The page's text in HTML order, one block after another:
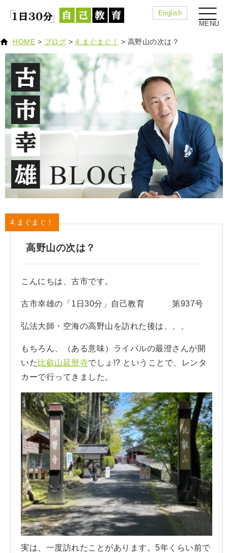
English
HOME > ブログ > 4.まぐまぐ！ > 高野山の次は？
4.まぐまぐ！
高野山の次は？
こんにちは、古市です。
古市幸雄の「1日30分」自己教育 第937号
弘法大師・空海の高野山を訪れた後は、、、
もちろん、（ある意味）ライバルの最澄さんが開
いた 比叡山延暦寺でしょ!? ということで、レンタ
カーで行ってきました。
実は、一度訪れたことがあります。5年くらい前で